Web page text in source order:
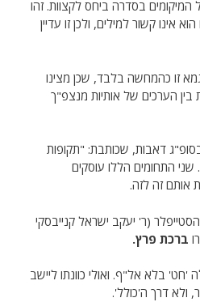
בסדרה ביחס לקצוות. זהו
אינו קשור למילים, ולכן זו עדיין
זו כהמחשה בלבד, שכן מצינו
בין הערכים של אותיות מנצפ"ך
בסופ"ג דאבות, שכותבת: "תקופות
התחומים הללו עוסקים
אותם זה לזה.
(ר' יעקב ישראל קנייבסקי
ברכת פרץ.
בלא אל"ף. ואולי כוונתו ליישב
ולא דרך ה'כולל'.